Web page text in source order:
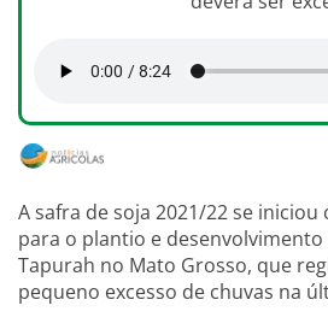
A safra de soja 2021/22 se
para o plantio e
Tapurah no Mato Grosso, que
pequeno excesso de chuvas na